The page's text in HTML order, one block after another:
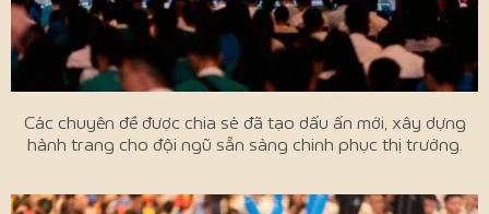
Các chuyên đề được chia sẻ đã tạo dấu ấn mới, xây dựng
hành trang cho đội ngũ sẵn sàng chinh phục thị trường.